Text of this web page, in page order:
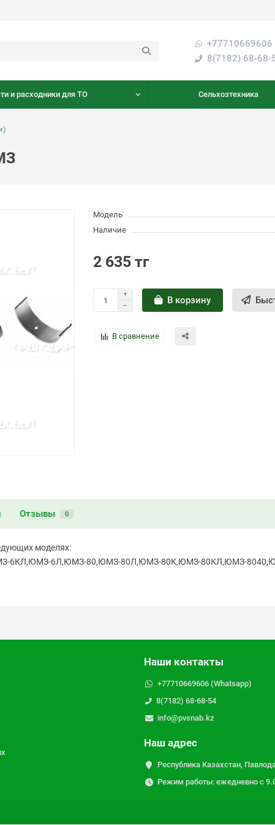
+77710669606
8(7182) 68-68-
и расходники для ТО Сельхозтехника
Модель
Наличие
2 635 тг
В корзину
В сравнение
Отзывы 0
моделях:
6Л,ЮМЗ-80,ЮМЗ-80Л,ЮМЗ-80К,ЮМЗ-80КЛ,ЮМЗ-
Наши контакты
+77710669606 (Whatsapp)
8(7182) 68-68-54
info@pvsnab.kz
Наш адрес
Республика Казахстан,
Режим работы: ежедневно с